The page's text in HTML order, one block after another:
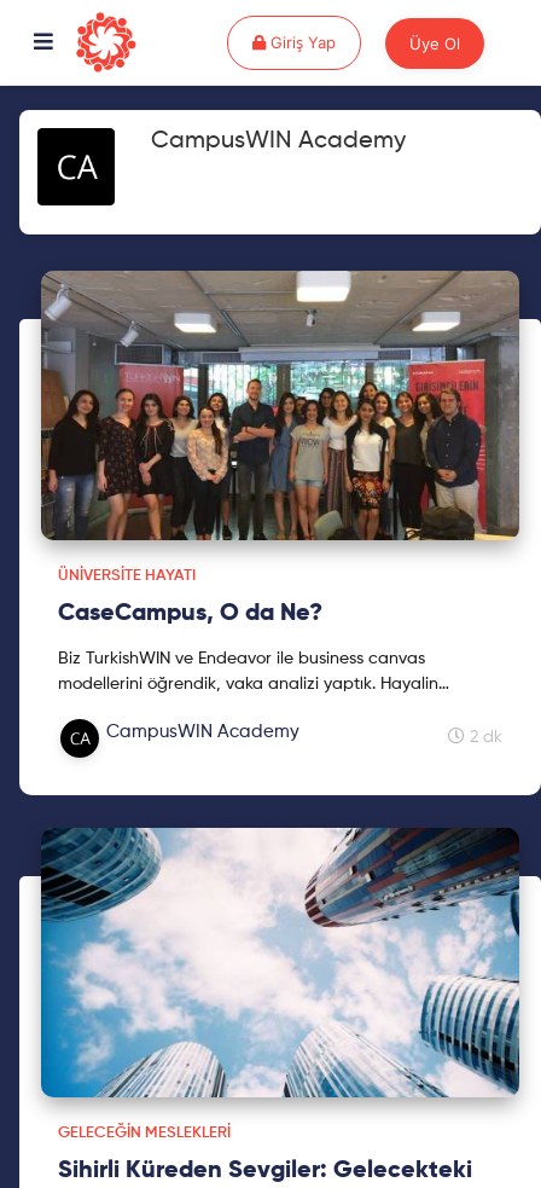
Giriş YapGiriş Yap Üye Ol
CampusWIN Academy
ÜNIVERSITE HAYATI
CaseCampus, O da Ne?
Biz TurkishWIN ve Endeavor ile business canvas
modellerini öğrendik, vaka analizi yaptık. Hayalin
kaçırma!CampusWIN Academy 2 dk
GELECEĞIN MESLEKLERI
Sihirli Küreden Sevgiler: Gelecekteki